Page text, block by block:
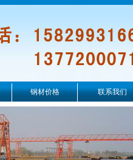
钢材价格 联系我们